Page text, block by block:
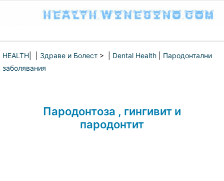
HEALTH Здраве и Болест > | Dental Health
Пародонтални
заболявания
Пародонтоза , гингивит и
пародонтит